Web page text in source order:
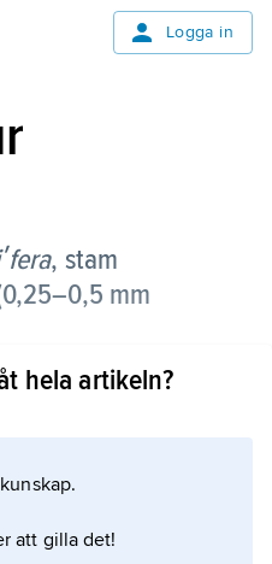
Logga in
, stam
mm
gången 1983 från
bl.a. vid
på djup mellan
hela artikeln?
att gilla det!